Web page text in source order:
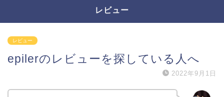
レビュー
レビュー
epilerのレビューを探している人へ
2022年9月1日